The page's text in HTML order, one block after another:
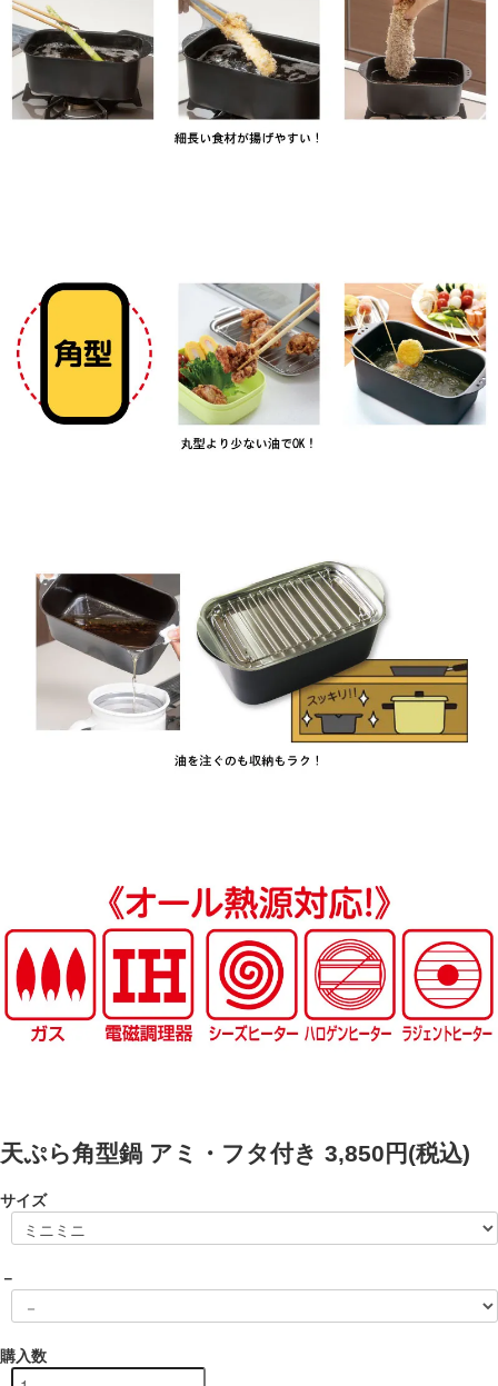
天ぷら角型鍋 アミ・フタ付き 3,850円(税込)
サイズ
－
購入数